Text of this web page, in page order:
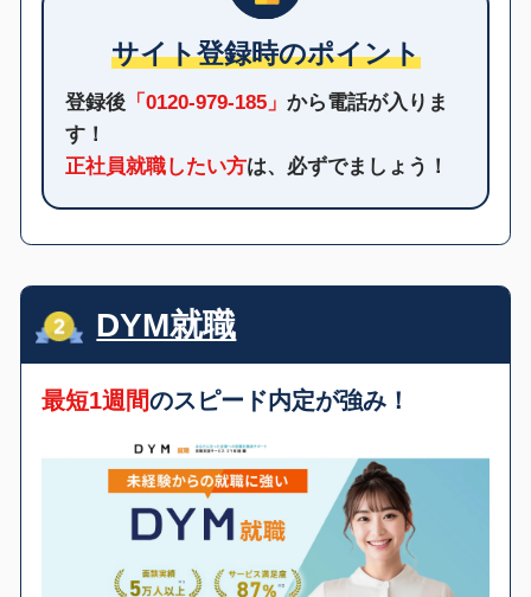
サイト登録時のポイント
登録後「0120-979-185」 から電話が入りま
す！
正社員就職したい方は、必ずでましょう！
DYM就職
最短1週間のスピード内定が強み！